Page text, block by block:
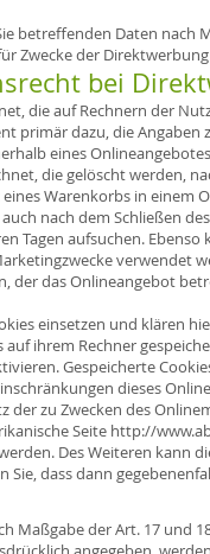
betreffenden Daten nach
Zwecke der
bei
die auf Rechnern der
primär dazu, die
eines
die gelöscht werden,
Warenkorbs in
nach dem Schließen
Tagen aufsuchen.
verwendet
der das Onlineangebot
einsetzen und klären
ihrem Rechner
Gespeicherte
dieses
der zu Zwecken des
Seite http://
Des Weiteren kann
Sie, dass dann
Maßgabe der Art. 17 und